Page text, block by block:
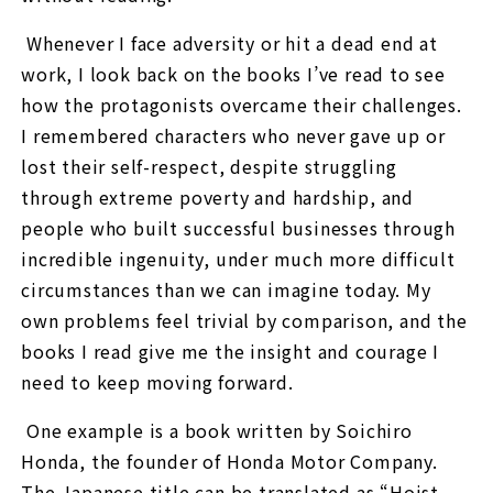
Whenever I face adversity or hit a dead end at
work, I look back on the books I’ve read to see
how the protagonists overcame their challenges.
I remembered characters who never gave up or
lost their self-respect, despite struggling
through extreme poverty and hardship, and
people who built successful businesses through
incredible ingenuity, under much more difficult
circumstances than we can imagine today. My
own problems feel trivial by comparison, and the
books I read give me the insight and courage I
need to keep moving forward.
One example is a book written by Soichiro
Honda, the founder of Honda Motor Company.